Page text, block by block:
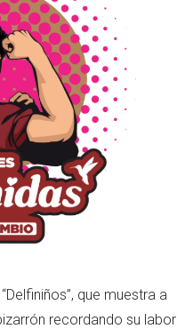
que muestra a
recordando su labor